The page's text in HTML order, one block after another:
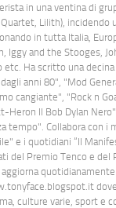
in una ventina di
Quartet, Lilith), incidendo
in tutta Italia,
Iggy and the Stooges,
etc. Ha scritto una
anni 80", "Mod
cangiante", "Rock n
Heron Il Bob Dylan
tempo". Collabora con i
e i quotidiani “Il
del Premio Tenco e del
aggiorna
dove
culture varie, sport e